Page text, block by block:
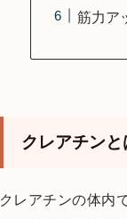
筋力ア
クレアチン
クレアチンの体内